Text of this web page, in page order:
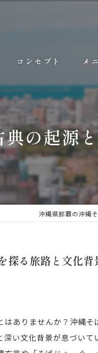
コンセプト メ
の起源
沖縄県那覇の沖縄
探る旅路と文化背
ありませんか？沖縄
い文化背景が息づいて